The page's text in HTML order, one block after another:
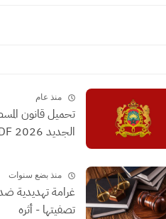
منذ عام
تحميل قانون
الجديد 2026 PDF
منذ بضع سنوات
غرامة تهديدية
تصفيتها - أثره